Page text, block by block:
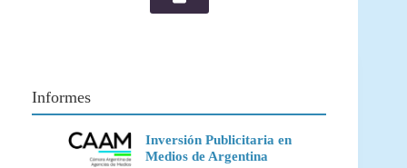
Informes
Inversión Publicitaria en
Medios de Argentina